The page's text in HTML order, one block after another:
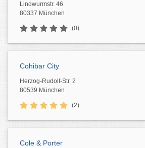
Lindwurmstr. 46
80337 München
(0)
Cohibar City
Herzog-Rudolf-Str. 2
80539 München
(2)
Cole & Porter